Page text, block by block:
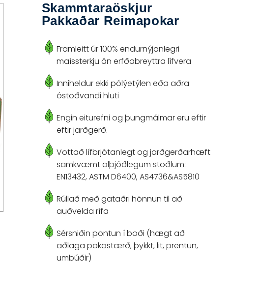
Skammtaraöskjur
Pakkaðar Reimapokar
Framleitt úr 100% endurnýjanlegri
maíssterkju án erfðabreyttra lífvera
Inniheldur ekki pólýetýlen eða aðra
óstöðvandi hluti
Engin eiturefni og þungmálmar eru eftir
eftir jarðgerð.
Vottað lífbrjótanlegt og jarðgerðarhæft
samkvæmt alþjóðlegum stöðlum:
EN13432, ASTM D6400, AS4736&AS5810
Rúllað með gataðri hönnun til að
auðvelda rífa
Sérsniðin pöntun í boði (hægt að
aðlaga pokastærð, þykkt, lit, prentun,
umbúðir)